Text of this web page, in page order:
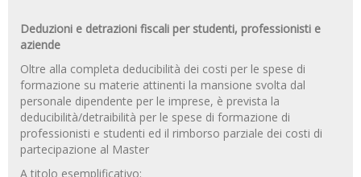
Deduzioni e detrazioni fiscali per studenti, professionisti e
aziende
Oltre alla completa deducibilità dei costi per le spese di
formazione su materie attinenti la mansione svolta dal
personale dipendente per le imprese, è prevista la
deducibilità/detraibilità per le spese di formazione di
professionisti e studenti ed il rimborso parziale dei costi di
partecipazione al Master
A titolo esemplificativo: